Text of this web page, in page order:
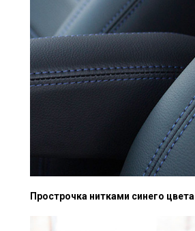
Прострочка нитками синего цвета